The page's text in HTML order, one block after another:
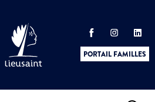
PORTAIL FAMILLES